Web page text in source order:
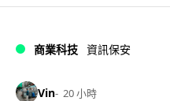
商業科技 資訊保安
Vin 20 小時